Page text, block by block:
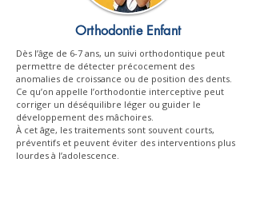
Orthodontie Enfant
Dès l’âge de 6-7 ans, un suivi orthodontique peut
permettre de détecter précocement des
anomalies de croissance ou de position des dents.
Ce qu’on appelle l’orthodontie interceptive peut
corriger un déséquilibre léger ou guider le
développement des mâchoires.
À cet âge, les traitements sont souvent courts,
préventifs et peuvent éviter des interventions plus
lourdes à l’adolescence.